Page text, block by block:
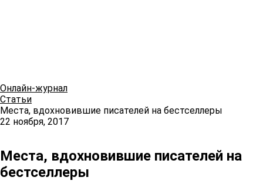
Онлайн-журнал
Статьи
Места, вдохновившие писателей на бестселлеры
22 ноября, 2017
Места, вдохновившие писателей на
бестселлеры